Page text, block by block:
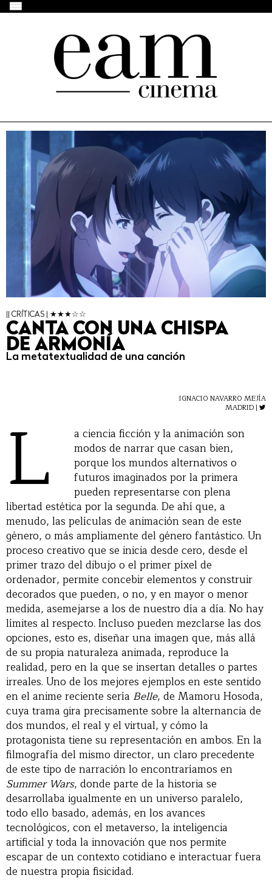
|| CRÍTICAS | ★★★☆☆
CANTA CON UNA CHISPA
DE ARMONÍA
La metatextualidad de una canción
IGNACIO NAVARRO MEJÍA
MADRID |
L
a ciencia ficción y la animación son
modos de narrar que casan bien,
porque los mundos alternativos o
futuros imaginados por la primera
pueden representarse con plena
libertad estética por la segunda. De ahí que, a
menudo, las películas de animación sean de este
género, o más ampliamente del género fantástico. Un
proceso creativo que se inicia desde cero, desde el
primer trazo del dibujo o el primer píxel de
ordenador, permite concebir elementos y construir
decorados que pueden, o no, y en mayor o menor
medida, asemejarse a los de nuestro día a día. No hay
límites al respecto. Incluso pueden mezclarse las dos
opciones, esto es, diseñar una imagen que, más allá
de su propia naturaleza animada, reproduce la
realidad, pero en la que se insertan detalles o partes
irreales. Uno de los mejores ejemplos en este sentido
en el anime reciente sería Belle, de Mamoru Hosoda,
cuya trama gira precisamente sobre la alternancia de
dos mundos, el real y el virtual, y cómo la
protagonista tiene su representación en ambos. En la
filmografía del mismo director, un claro precedente
de este tipo de narración lo encontraríamos en
Summer Wars, donde parte de la historia se
desarrollaba igualmente en un universo paralelo,
todo ello basado, además, en los avances
tecnológicos, con el metaverso, la inteligencia
artificial y toda la innovación que nos permite
escapar de un contexto cotidiano e interactuar fuera
de nuestra propia fisicidad.